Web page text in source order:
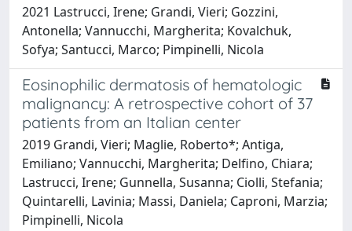
2021 Lastrucci, Irene; Grandi, Vieri; Gozzini,
Antonella; Vannucchi, Margherita; Kovalchuk,
Sofya; Santucci, Marco; Pimpinelli, Nicola
Eosinophilic dermatosis of hematologic
malignancy: A retrospective cohort of 37
patients from an Italian center
2019 Grandi, Vieri; Maglie, Roberto*; Antiga,
Emiliano; Vannucchi, Margherita; Delfino, Chiara;
Lastrucci, Irene; Gunnella, Susanna; Ciolli, Stefania;
Quintarelli, Lavinia; Massi, Daniela; Caproni, Marzia;
Pimpinelli, Nicola